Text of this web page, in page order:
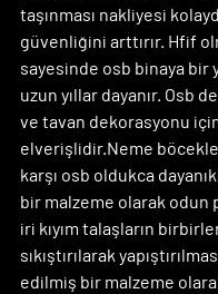
taşınması nakliyesi
güvenliğini arttırır. Hfif
sayesinde osb binaya bir
uzun yıllar dayanır. Osb
ve tavan dekorasyonu
elverişlidir.Neme
karşı osb oldukca
bir malzeme olarak odun
iri kıyım talaşların
sıkıştırılarak
edilmiş bir malzeme